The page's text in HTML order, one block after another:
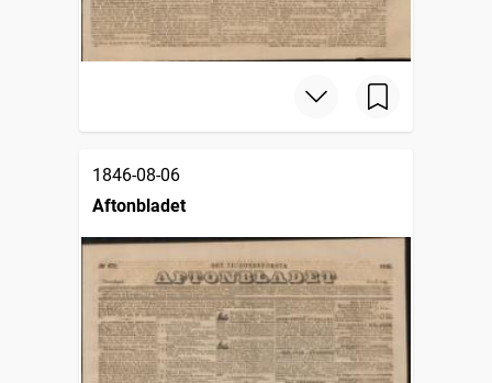
1846-08-06
Aftonbladet